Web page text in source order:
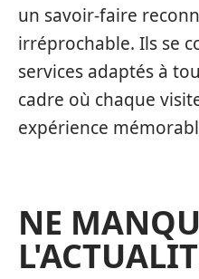
un savoir-faire
irréprochable. Ils se
services adaptés à
cadre où chaque
expérience
NE